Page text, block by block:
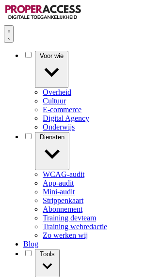
Overheid
Cultuur
E-commerce
Digital Agency
Onderwijs
WCAG-audit
App-audit
Mini-audit
Strippenkaart
Abonnement
Training devteam
Training webredactie
Zo werken wij
Blog